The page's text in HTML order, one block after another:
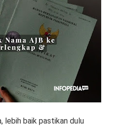
lebih baik pastikan dulu